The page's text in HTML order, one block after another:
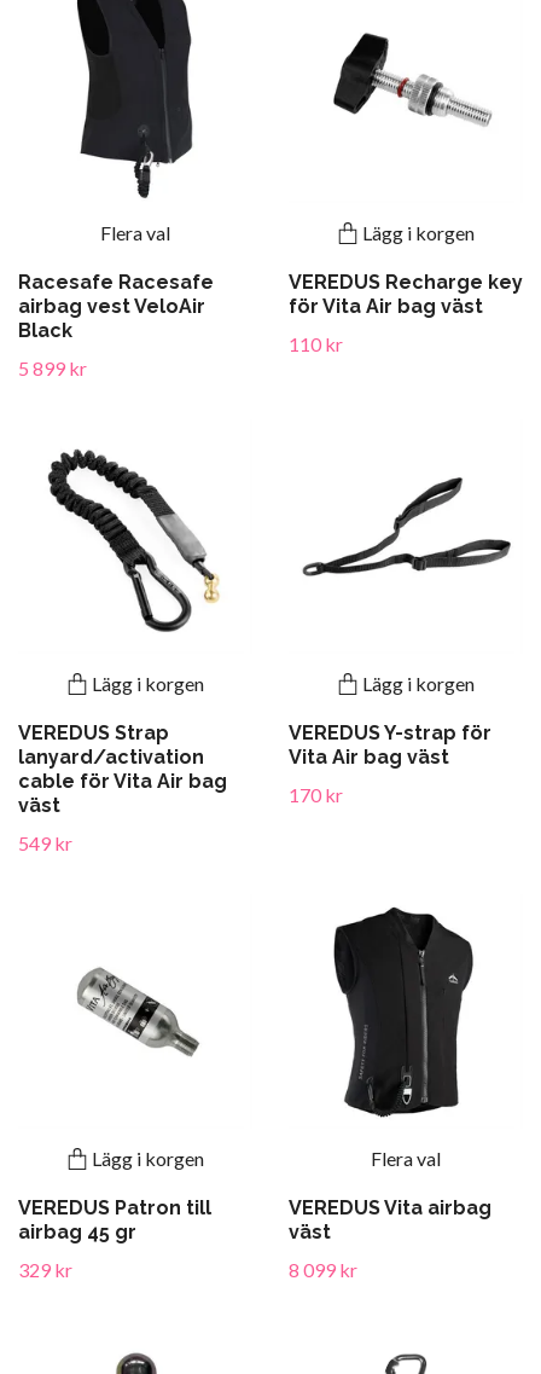
Flera val
Racesafe Racesafe
airbag vest VeloAir
Black
5 899 kr
Lägg i korgen
VEREDUS Recharge key
för Vita Air bag väst
110 kr
Lägg i korgen
VEREDUS Strap
lanyard/activation
cable för Vita Air bag
väst
549 kr
Lägg i korgen
VEREDUS Y-strap för
Vita Air bag väst
170 kr
Lägg i korgen
VEREDUS Patron till
airbag 45 gr
329 kr
Flera val
VEREDUS Vita airbag
väst
8 099 kr